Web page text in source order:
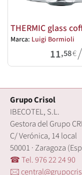
THERMIC glass
Marca: Luigi Bormioli
11,58€/
Grupo Crisol
IBECOTEL, S.L.
Gestora del Grupo
C/ Verónica, 14 local
50001 · Zaragoza
☎ Tel. 976 22 24 90
🖂